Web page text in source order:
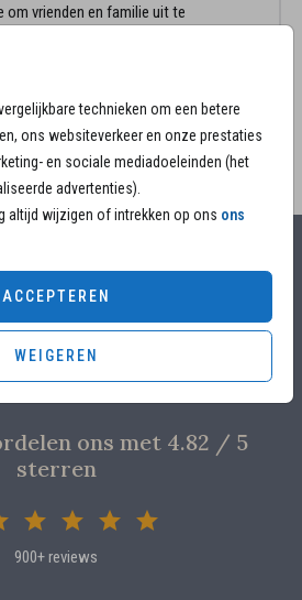
technieken om een betere
ons websiteverkeer en onze prestaties
en sociale mediadoeleinden (het
advertenties).
altijd wijzigen of intrekken op ons ons
ACCEPTEREN
WEIGEREN
om vrienden en familie uit te
sterretjes.
jouw moment
besteld, is vandaag nog in productie
ons met 4.82 / 5
sterren
900+ reviews